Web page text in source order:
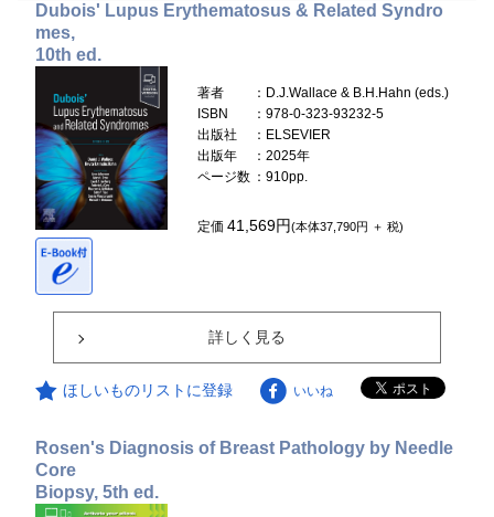
Dubois' Lupus Erythematosus & Related Syndro
mes,
10th ed.
著者
：D.J.Wallace & B.H.Hahn (eds.)
ISBN
：978-0-323-93232-5
出版社
：ELSEVIER
出版年
：2025年
ページ数 ：910pp.
定価41,569円(本体37,790円 ＋ 税)
詳しく見る
ほしいものリストに登録 いいね
Rosen's Diagnosis of Breast Pathology by Needle
Core
Biopsy, 5th ed.